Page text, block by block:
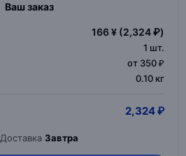
Ваш заказ
166 ¥ (2,324 ₽)
1 шт.
от 350 ₽
0.10 кг
2,324 ₽
Доставка Завтра